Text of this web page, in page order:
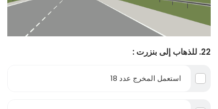
22. للذهاب إلى بنزرت :
استعمل المخرج عدد 18